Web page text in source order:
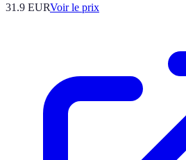
31.9 EURVoir le prix